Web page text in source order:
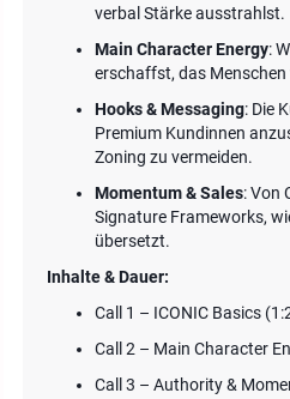
verbal Stärke ausstrahlst.
Main Character Energy:
erschaffst, das
Hooks & Messaging: Die
Premium Kundinnen
Zoning zu vermeiden.
Momentum & Sales: Von
Signature Frameworks,
übersetzt.
Inhalte & Dauer:
Call 1 – ICONIC Basics
Call 2 – Main Character
Call 3 – Authority &